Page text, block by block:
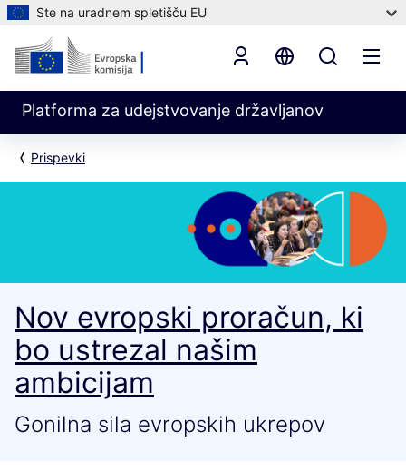
Ste na uradnem spletišču EU
Platforma za udejstvovanje državljanov
Prispevki
Nov evropski proračun, ki
bo ustrezal našim
ambicijam
Gonilna sila evropskih ukrepov